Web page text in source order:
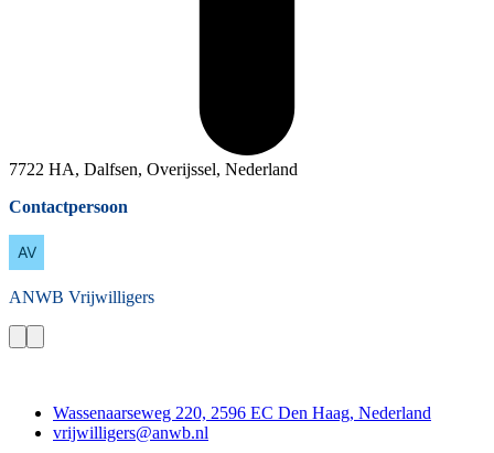
7722 HA, Dalfsen, Overijssel, Nederland
Contactpersoon
ANWB Vrijwilligers
Wassenaarseweg 220, 2596 EC Den Haag, Nederland
vrijwilligers@anwb.nl